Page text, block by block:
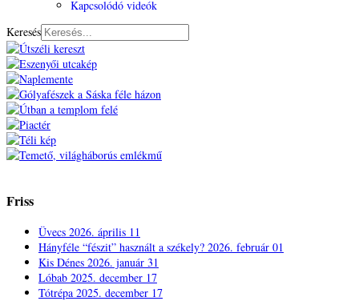
Kapcsolódó videók
Keresés
Friss
Üvecs 2026. április 11
Hányféle “fészit” használt a székely? 2026. február 01
Kis Dénes 2026. január 31
Lóbab 2025. december 17
Tótrépa 2025. december 17